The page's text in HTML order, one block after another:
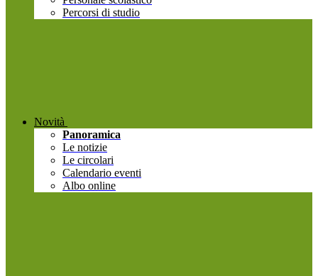
Percorsi di studio
Novità
Panoramica
Le notizie
Le circolari
Calendario eventi
Albo online